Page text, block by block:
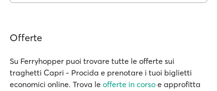
Offerte
Su Ferryhopper puoi trovare tutte le offerte sui
traghetti Capri - Procida e prenotare i tuoi biglietti
economici online. Trova le offerte in corso e approfitta